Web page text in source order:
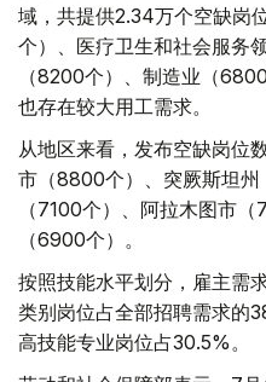
域，共提供2.34万个空缺岗
个）、医疗卫生和社会服务
（8200个）、制造业（
也存在较大用工需求。
从地区来看，发布空缺岗位
市（8800个）、突厥斯坦
（7100个）、阿拉木图市
（6900个）。
按照技能水平划分，雇主需
类别岗位占全部招聘需求的
高技能专业岗位占30.5%。